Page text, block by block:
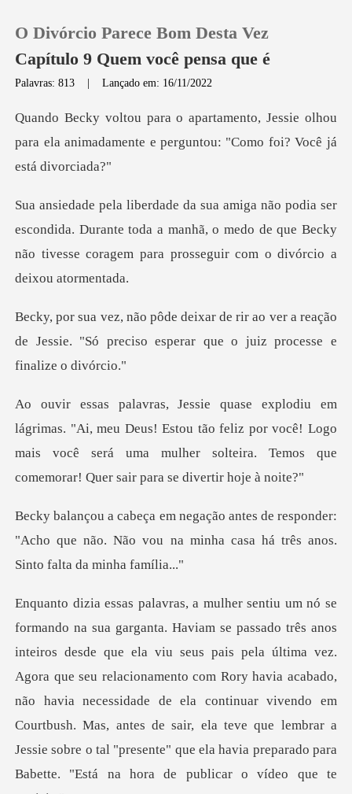
0
Loja
Histórico
Sair
O Divórcio Parece Bom Desta Vez
Capítulo 9 Quem você pensa que é
Palavras: 813 |Lançado em: 16/11/2022
essie olhou
para ela animadamente e pergu
ndida. Durante toda a manhã, o medo de que Becky
não tivesse
o ver a reação
de Jessie. "Só preciso espera
Deus! Estou tão feliz por você! Logo
mais você será uma mulher solt
sponder:
"Acho que não. Não vou na minha casa
pela última vez.
Agora que seu relacionamento com Rory havia acabado,
não havia necessidade de ela continuar vivendo em
Courtbush. Mas, antes de